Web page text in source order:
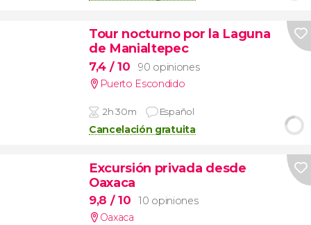
Tour nocturno por la Laguna
de Manialtepec
7,4 / 10
90 opiniones
Puerto Escondido
2h 30m Español
Cancelación gratuita
Excursión privada desde
Oaxaca
9,8 / 10
10 opiniones
Oaxaca